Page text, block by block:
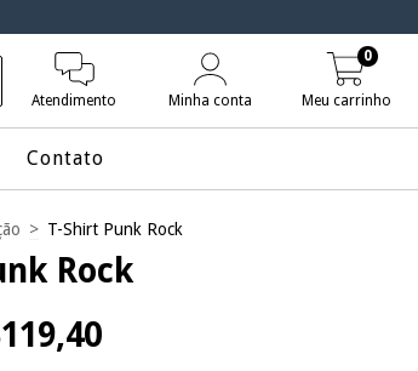
Atendimento Minha conta Meu carrinho
0
Contato
> T-Shirt Punk Rock
Rock